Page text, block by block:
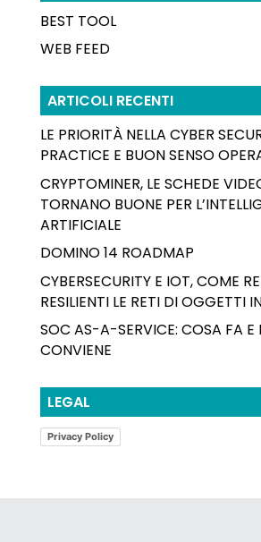
BEST TOOL
WEB FEED
ARTICOLI RECENTI
LE PRIORITÀ NELLA CYBER
PRACTICE E BUON SENSO
CRYPTOMINER, LE SCHEDE
TORNANO BUONE PER
ARTIFICIALE
DOMINO 14 ROADMAP
CYBERSECURITY E IOT, COME
RESILIENTI LE RETI DI OGGETTI
SOC AS-A-SERVICE: COSA FA E
CONVIENE
LEGAL
Privacy Policy